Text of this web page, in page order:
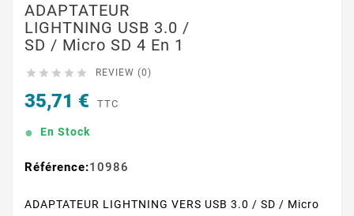
ADAPTATEUR
LIGHTNING USB 3.0 /
SD / Micro SD 4 En 1
     REVIEW (0)
35,71 € TTC
En Stock
Référence:10986
ADAPTATEUR LIGHTNING VERS USB 3.0 / SD / Micro